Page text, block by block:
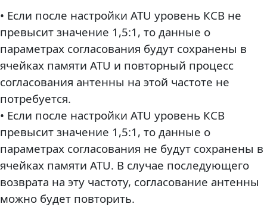
• Если после настройки ATU уровень КСВ не
превысит значение 1,5:1, то данные о
параметрах согласования будут сохранены в
ячейках памяти ATU и повторный процесс
согласования антенны на этой частоте не
потребуется.
• Если после настройки ATU уровень КСВ
превысит значение 1,5:1, то данные о
параметрах согласования не будут сохранены в
ячейках памяти ATU. В случае последующего
возврата на эту частоту, согласование антенны
можно будет повторить.